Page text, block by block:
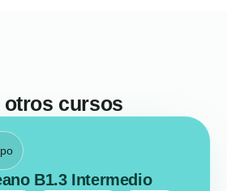
otros cursos
B1.3 Intermedio